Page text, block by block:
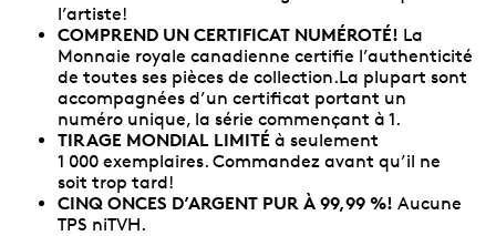
l’artiste!
COMPREND UN CERTIFICAT NUMÉROTÉ! La
Monnaie royale canadienne certifie l’authenticité
de toutes ses pièces de collection.La plupart sont
accompagnées d’un certificat portant un
numéro unique, la série commençant à 1.
TIRAGE MONDIAL LIMITÉ à seulement
1 000 exemplaires. Commandez avant qu’il ne
soit trop tard!
CINQ ONCES D’ARGENT PUR À 99,99 %! Aucune
TPS niTVH.